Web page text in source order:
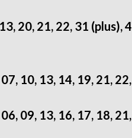
20, 21, 22, 31 (plus),
10, 13, 14, 19, 21,
09, 13, 16, 17, 18,